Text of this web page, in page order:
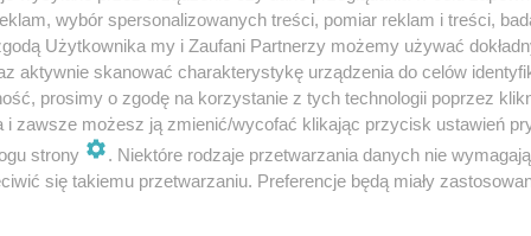
złuszczanie i wydalanie przez pochwę fragmentów nabłonka
hormonów: estrogenów i progesteronu. Zmiany ich
dziecka, po zapłodnieniu komórki jajowejnie dochodzi do
brane za miesiączkę, może mieć wiele przyczyn: zarówno
wybór spersonalizowanych treści, pomiar reklam i treści,
Użytkownika my i Zaufani Partnerzy możemy używać
aktywnie skanować charakterystykę urządzenia do celów
prosimy o zgodę na korzystanie z tych technologii poprzez
i zawsze możesz ją zmienić/wycofać klikając przycisk ustawień
strony
. Niektóre rodzaje przetwarzania danych nie
się takiemu przetwarzaniu. Preferencje będą miały